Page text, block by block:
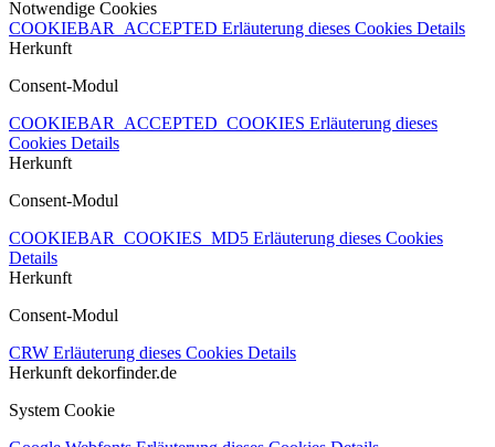
Notwendige Cookies
COOKIEBAR_ACCEPTED Erläuterung dieses Cookies Details
Herkunft
Consent-Modul
COOKIEBAR_ACCEPTED_COOKIES Erläuterung dieses
Cookies Details
Herkunft
Consent-Modul
COOKIEBAR_COOKIES_MD5 Erläuterung dieses Cookies
Details
Herkunft
Consent-Modul
CRW Erläuterung dieses Cookies Details
Herkunft dekorfinder.de
System Cookie